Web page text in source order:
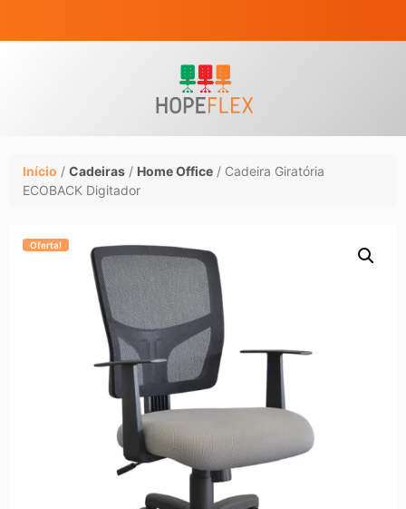
Início / Cadeiras / Home Office / Cadeira Giratória
ECOBACK Digitador
Oferta!